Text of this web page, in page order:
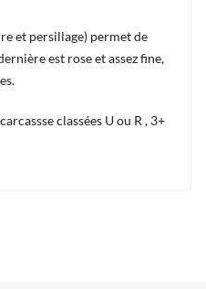
et persillage) permet de
est rose et assez fine,
classées U ou R , 3+